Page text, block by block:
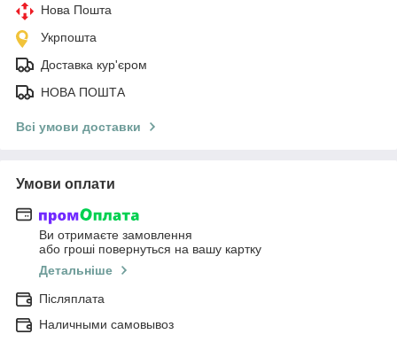
Нова Пошта
Укрпошта
Доставка кур'єром
НОВА ПОШТА
Всі умови доставки
Умови оплати
Ви отримаєте замовлення
або гроші повернуться на вашу картку
Детальніше
Післяплата
Наличными самовывоз